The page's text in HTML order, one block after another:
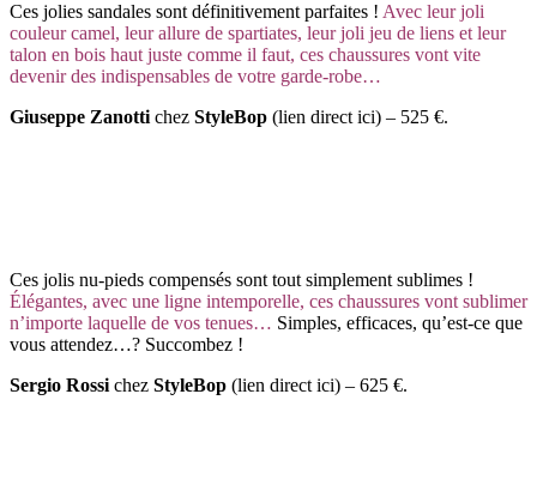
Ces jolies sandales sont définitivement parfaites ! Avec leur joli
couleur camel, leur allure de spartiates, leur joli jeu de liens et leur
talon en bois haut juste comme il faut, ces chaussures vont vite
devenir des indispensables de votre garde-robe…
Giuseppe Zanottichez StyleBop (lien direct ici) – 525 €.
Ces jolis nu-pieds compensés sont tout simplement sublimes !
Élégantes, avec une ligne intemporelle, ces chaussures vont sublimer
n’importe laquelle de vos tenues… Simples, efficaces, qu’est-ce que
vous attendez…? Succombez !
Sergio Rossichez StyleBop (lien direct ici) – 625 €.